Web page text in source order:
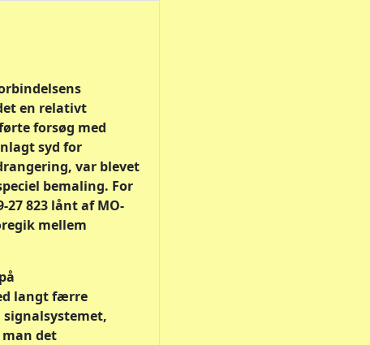
en relativt
forsøg med
syd for
var blevet
bemaling. For
823 lånt af MO-
mellem
langt færre
det